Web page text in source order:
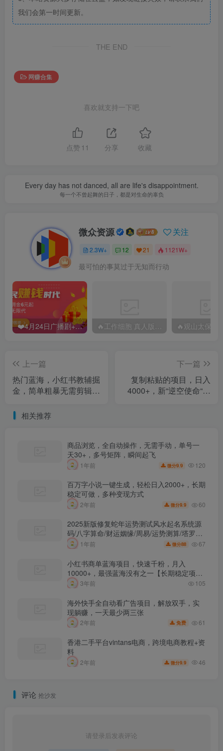
我们会第一时间更新。
THE END
网赚合集
喜欢就支持一下吧
点赞 11 分享 收藏
Every day has not danced, all are life's disappointment.
每一个不曾起舞的日子，都是对生命的辜负
微众资源 关注
2.3W+ 12 21 1121W+
最可怕的事莫过于无知而行动
❤️4月24日广播剧+有S剧单期合集 百度：
上一篇
热门蓝海，小红书教辅掘
金，简单粗暴无需剪辑，
【揭秘】
下一篇
复制粘贴的项目，日入
4000+，新“逆空使命“闷
相关推荐
商品浏览，全自动操作，无需手动，单号一
天30+，多号矩阵，瞬间起飞
1年前 微分9.9 120
百万字小说一键生成，轻松日入2000+，长期
稳定可做，多种变现方式
2年前 微分9.9 60
2025新版修复蛇年运势测试风水起名系统源
码/八字算命/财运姻缘/周易/运势测算/塔罗牌
占卜 1年前 微分88 67
小红书商单蓝海项目，快速千粉，月入
10000+，最强蓝海没有之一【长期稳定项
目】3年前 105
海外快手全自动看广告项目，解放双手，实
现躺赚，一天最少两三张
2年前 免费 61
香港二手平台vintans电商，跨境电商教程+资
料
2年前 微分9.9 46
评论 抢沙发
请登录后发表评论